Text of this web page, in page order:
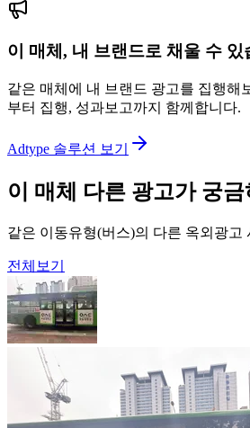
이 매체, 내 브랜드로 채울 수 있
같은 매체에 내 브랜드 광고를 집행해
부터 집행, 성과보고까지 함께합니다.
Adtype 솔루션 보기
이 매체 다른 광고가 궁금
같은 이동유형(버스)의 다른 옥외광고
전체보기